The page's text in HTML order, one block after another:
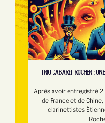
TRIO CABARET ROCHER :
Après avoir entregistré 2
de France et de
clarinettistes